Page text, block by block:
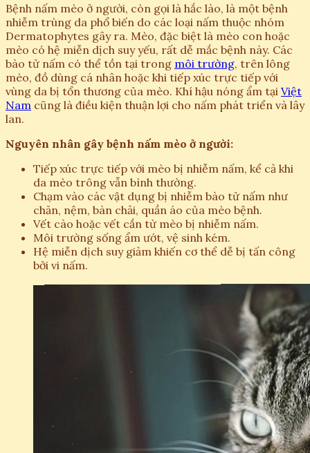
Bệnh nấm mèo ở người, còn gọi là hắc lào, là một bệnh
nhiễm trùng da phổ biến do các loại nấm thuộc nhóm
Dermatophytes gây ra. Mèo, đặc biệt là mèo con hoặc
mèo có hệ miễn dịch suy yếu, rất dễ mắc bệnh này. Các
bào tử nấm có thể tồn tại trong môi trường, trên lông
mèo, đồ dùng cá nhân hoặc khi tiếp xúc trực tiếp với
vùng da bị tổn thương của mèo. Khí hậu nóng ẩm tại Việt
Nam cũng là điều kiện thuận lợi cho nấm phát triển và lây
lan.
Nguyên nhân gây bệnh nấm mèo ở người:
Tiếp xúc trực tiếp với mèo bị nhiễm nấm, kể cả khi
da mèo trông vẫn bình thường.
Chạm vào các vật dụng bị nhiễm bào tử nấm như
chăn, nệm, bàn chải, quần áo của mèo bệnh.
Vết cào hoặc vết cắn từ mèo bị nhiễm nấm.
Môi trường sống ẩm ướt, vệ sinh kém.
Hệ miễn dịch suy giảm khiến cơ thể dễ bị tấn công
bởi vi nấm.